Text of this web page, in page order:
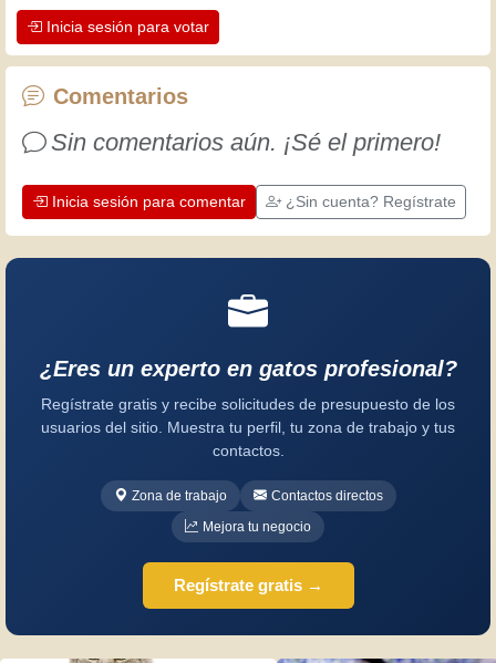
apreciar la dedicación que los
artesanos profesionales ponen en su
trabajo. Aprendamos juntos; cada día
¡Diviértete!
Inicia sesión para votar
Comentarios
Sin comentarios aún. ¡Sé el primero!
Inicia sesión para comentar ¿Sin cuenta? Regístrate
¿Eres un experto en gatos profesional?
Regístrate gratis y recibe solicitudes de presupuesto de los
usuarios del sitio. Muestra tu perfil, tu zona de trabajo y tus
contactos.
Zona de trabajo
Contactos directos
Mejora tu negocio
Regístrate gratis →